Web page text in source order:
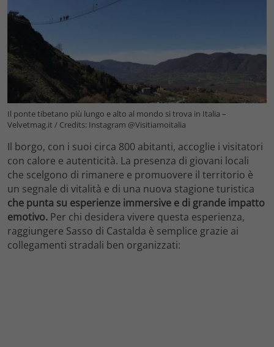
Il ponte tibetano più lungo e alto al mondo si trova in Italia –
Velvetmag.it / Credits: Instagram @Visitiamoitalia
Il borgo, con i suoi circa 800 abitanti, accoglie i visitatori
con calore e autenticità. La presenza di giovani locali
che scelgono di rimanere e promuovere il territorio è
un segnale di vitalità e di una nuova stagione turistica
che punta su esperienze immersive e di grande impatto
emotivo. Per chi desidera vivere questa esperienza,
raggiungere Sasso di Castalda è semplice grazie ai
collegamenti stradali ben organizzati: